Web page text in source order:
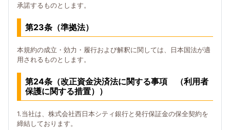
承諾するものとします。
第23条（準拠法）
本規約の成立・効力・履行および解釈に関しては、日本国法が適
用されるものとします。
第24条（改正資金決済法に関する事項 （利用者
保護に関する措置））
1.当社は、株式会社西日本シティ銀行と発行保証金の保全契約を
締結しております。